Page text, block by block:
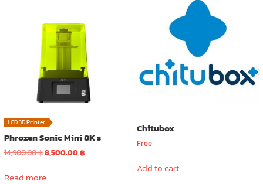
LCD 3D Printer
Phrozen Sonic Mini 8K s
14,900.00฿Original
was:
8,500.00฿Current
Read more
Chitubox
Free
Add to cart